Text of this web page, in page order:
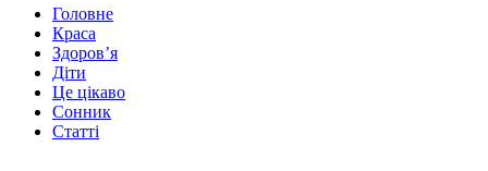
Головне
Краса
Здоров’я
Діти
Це цікаво
Сонник
Статті